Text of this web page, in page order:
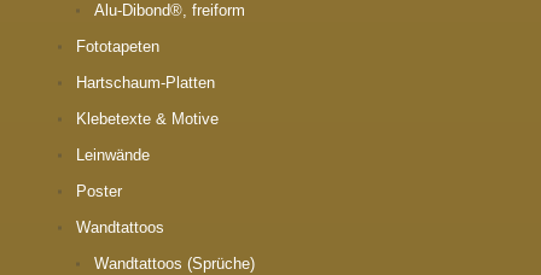
Alu-Dibond®, freiform
Fototapeten
Hartschaum-Platten
Klebetexte & Motive
Leinwände
Poster
Wandtattoos
Wandtattoos (Sprüche)